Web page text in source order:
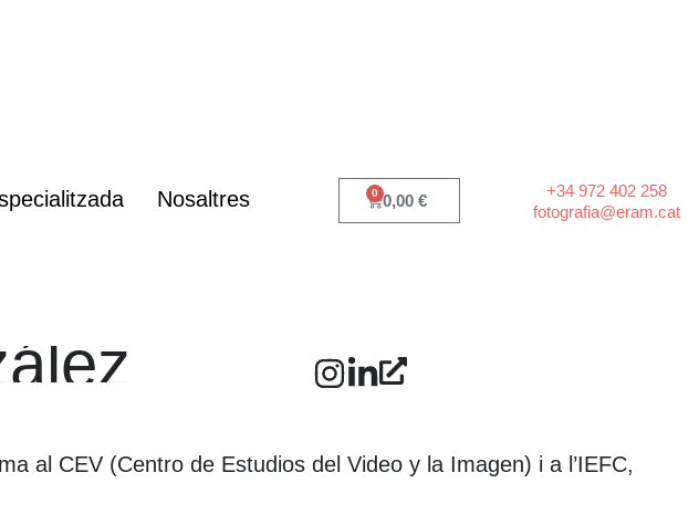
Nosaltres
+34 972 402 258
fotografia@eram.cat
0,00€
0
Cart
al CEV (Centro de Estudios del Video y la Imagen) i a l’IEFC,